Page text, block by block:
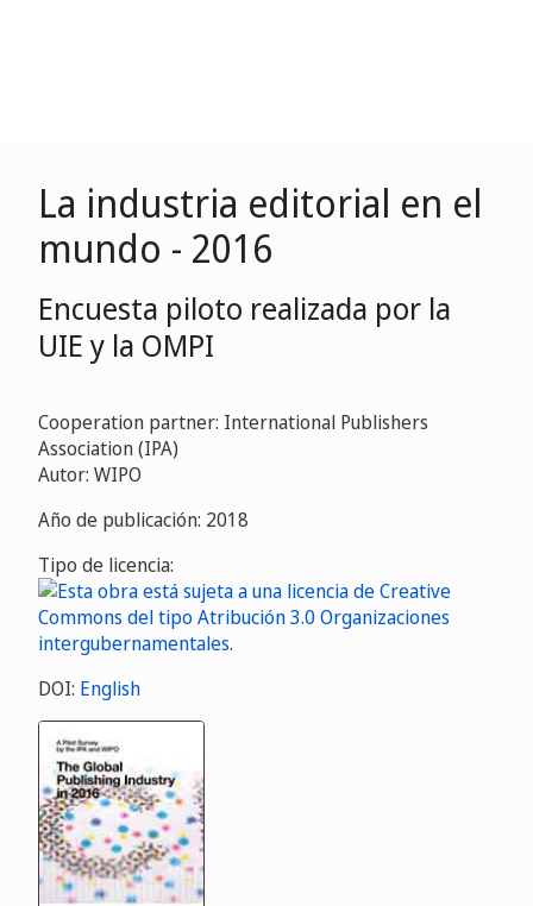
La industria editorial en el
mundo - 2016
Encuesta piloto realizada por la
UIE y la OMPI
Cooperation partner: International Publishers
Association (IPA)
Autor: WIPO
Año de publicación: 2018
Tipo de licencia:
DOI: English